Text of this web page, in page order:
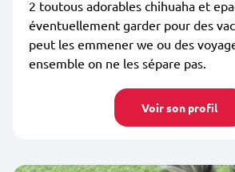
2 toutous adorables chihuaha et
éventuellement garder pour des
peut les emmener we ou des
ensemble on ne les sépare pas.
Voir son profil